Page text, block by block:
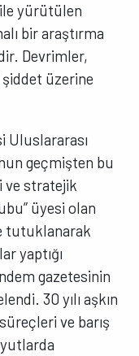
yürütülen
bir araştırma
Devrimler,
üzerine
Uluslararası
geçmişten bu
ve stratejik
üyesi olan
tutuklanarak
yaptığı
gazetesinin
30 yılı aşkın
ve barış